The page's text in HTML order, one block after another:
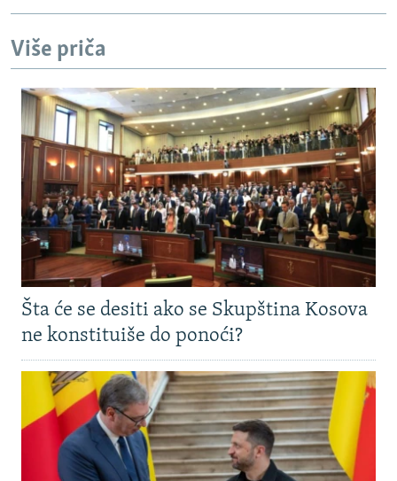
Više priča
Šta će se desiti ako se Skupština Kosova
ne konstituiše do ponoći?